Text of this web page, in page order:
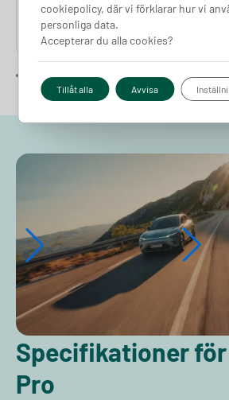
Pris från
2 380kr
Pris
Specifikationer
Pro
cookiepolicy, där vi förklarar hur vi
personliga data.
Accepterar du alla cookies?
Tillåt alla Avvisa